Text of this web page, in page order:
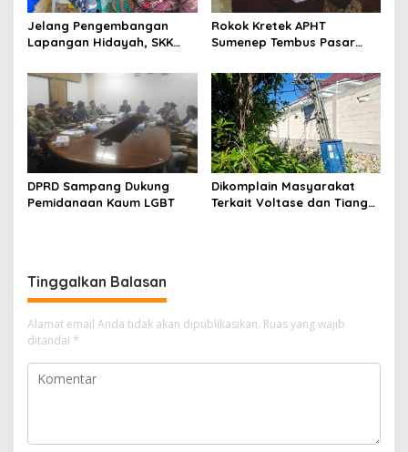
Jelang Pengembangan
Lapangan Hidayah, SKK
Perkuat Sinergi dengan
Nelayan Sampang
Rokok Kretek APHT
Sumenep Tembus Pasar
DPRD Sampang Dukung
Pemidanaan Kaum LGBT
Dikomplain Masyarakat
Terkait Voltase dan Tiang
Tinggalkan Balasan
Alamat email Anda tidak akan dipublikasikan. Ruas yang wajib
ditandai *